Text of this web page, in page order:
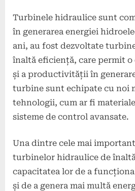
Turbinele hidraulice sunt
în generarea energiei
ani, au fost dezvoltate
înaltă eficiență, care permit
și a productivității în
turbine sunt echipate cu noi
tehnologii, cum ar fi
sisteme de control avansate.
Una dintre cele mai
turbinelor hidraulice de
capacitatea lor de a
și de a genera mai multă